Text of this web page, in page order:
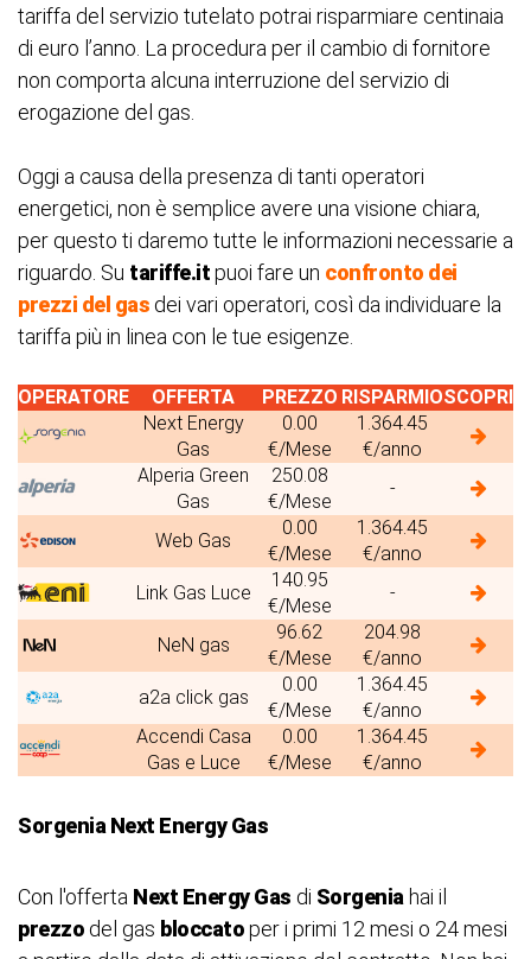
tariffa del servizio tutelato potrai risparmiare centinaia
di euro l’anno. La procedura per il cambio di fornitore
non comporta alcuna interruzione del servizio di
erogazione del gas.
Oggi a causa della presenza di tanti operatori
energetici, non è semplice avere una visione chiara,
per questo ti daremo tutte le informazioni necessarie a
riguardo. Su tariffe.itpuoi fare un confronto dei
prezzi del gas dei vari operatori, così da individuare la
tariffa più in linea con le tue esigenze.
OPERATORE OFFERTA PREZZO RISPARMIOSCOPRI
Next Energy
Gas
0.00
€/Mese
1.364.45
€/anno
Alperia Green
Gas
250.08
€/Mese
-
Web Gas
0.00
€/Mese
1.364.45
€/anno
Link Gas Luce
140.95
€/Mese
-
NeN gas
96.62
€/Mese
204.98
€/anno
a2a click gas
0.00
€/Mese
1.364.45
€/anno
Accendi Casa
Gas e Luce
0.00
€/Mese
1.364.45
€/anno
Sorgenia Next Energy Gas
Con l'offerta Next Energy Gas di Sorgenia hai il
prezzo del gas bloccatoper i primi 12 mesi o 24 mesi